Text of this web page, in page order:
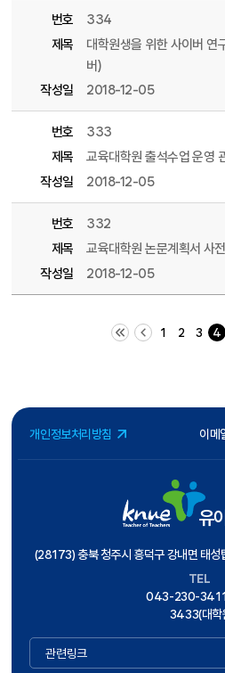
번호
334
제목
대학원생을 위한 사이버 연
버)
작성일
2018-12-05
번호
333
제목
교육대학원 출석수업 운영
작성일
2018-12-05
번호
332
제목
교육대학원 논문계획서 사
작성일
2018-12-05
처음 페이지 이전 10 페이지
1 2 3 4
개인정보처리방침 이메
유
(28173) 충북 청주시 흥덕구 강내면 태
TEL
043-230-
3433(대학
관련링크